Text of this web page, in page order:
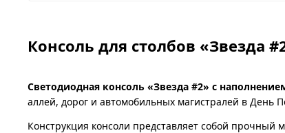
Консоль для столбов «Звезда
Светодиодная консоль «Звезда #2» с
аллей, дорог и автомобильных магистралей в День
Конструкция консоли представляет собой